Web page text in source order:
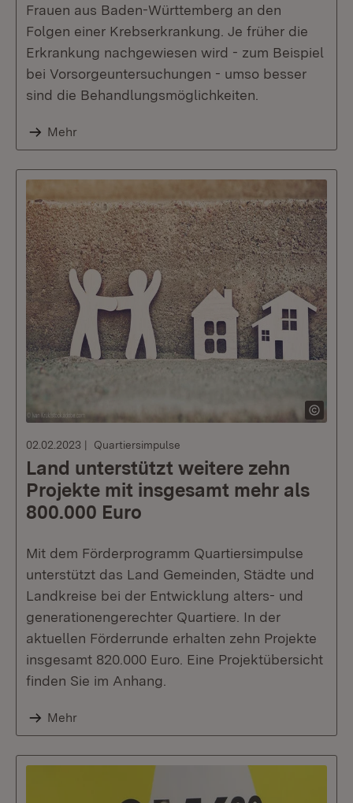
Frauen aus Baden-Württemberg an den
Folgen einer Krebserkrankung. Je früher die
Erkrankung nachgewiesen wird - zum Beispiel
bei Vorsorgeuntersuchungen - umso besser
sind die Behandlungsmöglichkeiten.
Mehr
02.02.2023 Quartiersimpulse
Land unterstützt weitere zehn
Projekte mit insgesamt mehr als
800.000 Euro
Mit dem Förderprogramm Quartiersimpulse
unterstützt das Land Gemeinden, Städte und
Landkreise bei der Entwicklung alters- und
generationengerechter Quartiere. In der
aktuellen Förderrunde erhalten zehn Projekte
insgesamt 820.000 Euro. Eine Projektübersicht
finden Sie im Anhang.
Mehr